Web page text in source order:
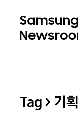
Tag > 기획